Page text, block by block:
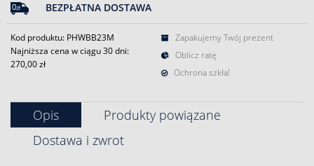
BEZPŁATNA DOSTAWA
Kod produktu: PHWBB23M
Najniższa cena w ciągu 30 dni:
270,00 zł
Zapakujemy Twój prezent
Oblicz ratę
Ochrona szkła!
Opis
Produkty powiązane
Dostawa i zwrot